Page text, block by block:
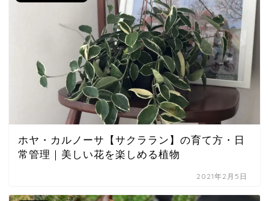
ホヤ・カルノーサ【サクララン】の育て方・日
常管理｜美しい花を楽しめる植物
2021年2月5日